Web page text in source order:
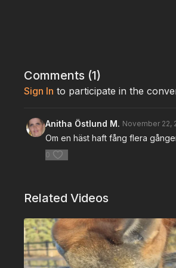
Comments (1)
Sign In to participate in the
Anitha Östlund M. November 22,
Om en häst haft fång flera
0
Related Videos